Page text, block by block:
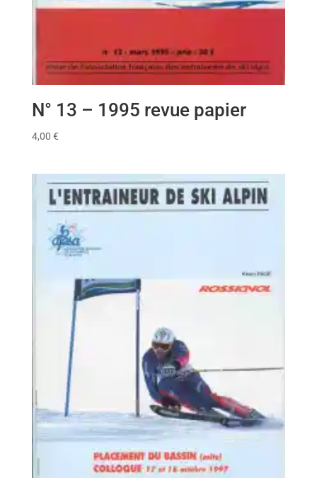
N° 13 – 1995 revue papier
4,00 €